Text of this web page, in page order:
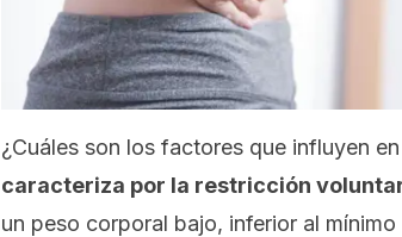
¿Cuáles son los factores que influyen
caracteriza por la restricción
un peso corporal bajo, inferior al mínimo